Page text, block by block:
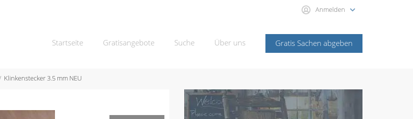
Anmelden
Gratis Sachen abgeben
Startseite Gratisangebote Suche Über uns
Klinkenstecker 3.5 mm NEU